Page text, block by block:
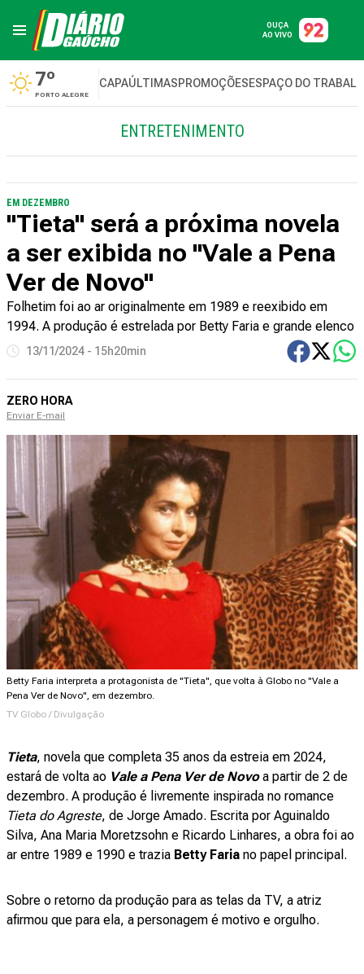
OUÇA
AO VIVO
7º
PORTO ALEGRE
CAPAÚLTIMASPROMOÇÕESESPAÇO DO
ENTRETENIMENTO
EM DEZEMBRO
"Tieta" será a próxima novela
a ser exibida no "Vale a Pena
Ver de Novo"
Folhetim foi ao ar originalmente em 1989 e reexibido em
1994. A produção é estrelada por Betty Faria e grande elenco
13/11/2024 - 15h20min
ZERO HORA
Enviar E-mail
Betty Faria interpreta a protagonista de "Tieta", que volta à Globo no "Vale a
Pena Ver de Novo", em dezembro.
TV Globo / Divulgação
Tieta, novela que completa 35 anos da estreia em 2024,
estará de volta ao Vale a Pena Ver de Novo a partir de 2 de
dezembro. A produção é livremente inspirada no romance
Tieta do Agreste, de Jorge Amado. Escrita por Aguinaldo
Silva, Ana Maria Moretzsohn e Ricardo Linhares, a obra foi ao
ar entre 1989 e 1990 e trazia Betty Faria no papel principal.
Sobre o retorno da produção para as telas da TV, a atriz
afirmou que para ela, a personagem é motivo e orgulho.